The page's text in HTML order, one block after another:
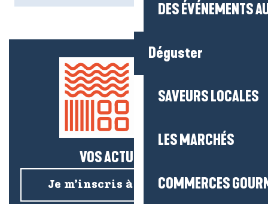
DES ÉVÉNEMENTS
Déguster
SAVEURS LOCALES
LES MARCHÉS
COMMERCES
VOS ACTUS SALÉES !
Je m’inscris à la newsletter